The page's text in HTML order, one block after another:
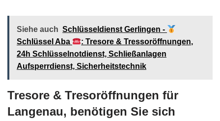
Siehe auch Schlüsseldienst Gerlingen -
Schlüssel Aba
: Tresore & Tressoröffnungen,
24h Schlüsselnotdienst, Schließanlagen
Aufsperrdienst, Sicherheitstechnik
Tresore & Tresoröffnungen für
Langenau, benötigen Sie sich